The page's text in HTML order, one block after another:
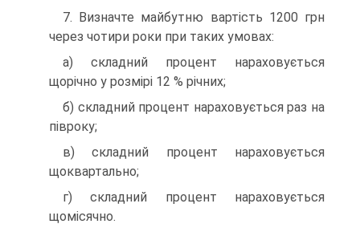
7. Визначте майбутню вартість 1200 грн
через чотири роки при таких умовах:
а) складний процент нараховується
щорічно у розмірі 12 % річних;
б) складний процент нараховується раз на
півроку;
в) складний процент нараховується
щоквартально;
г) складний процент нараховується
щомісячно.